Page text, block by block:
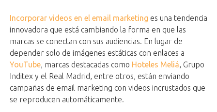
Incorporar videos en el email marketing es una tendencia
innovadora que está cambiando la forma en que las
marcas se conectan con sus audiencias. En lugar de
depender solo de imágenes estáticas con enlaces a
YouTube , marcas destacadas como Hoteles Meliá , Grupo
Inditex y el Real Madrid, entre otros, están enviando
campañas de email marketing con videos incrustados que
se reproducen automáticamente.